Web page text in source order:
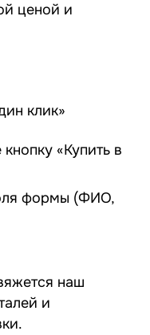
ценой и
клик»
«Купить в
формы (ФИО,
наш
и